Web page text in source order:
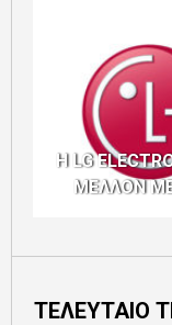
Η LG
ΜΕΛΛΟΝ
ΤΕΛΕΥΤΑΙΟ